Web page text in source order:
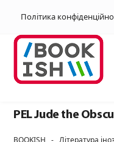
Політика
PEL Jude the
BOOKISH - Література